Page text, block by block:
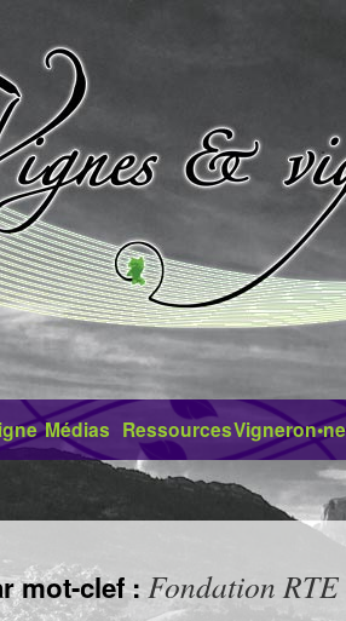
Médias Ressources
mot-clef : Fondation RTE